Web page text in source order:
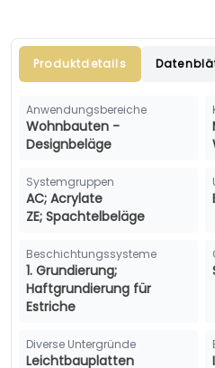
Produktdetails
Anwendungsbereiche
Wohnbauten -
Designbeläge
Systemgruppen
AC; Acrylate
ZE; Spachtelbeläge
Beschichtungssysteme
1. Grundierung;
Haftgrundierung für
Estriche
Diverse Untergründe
Leichtbauplatten